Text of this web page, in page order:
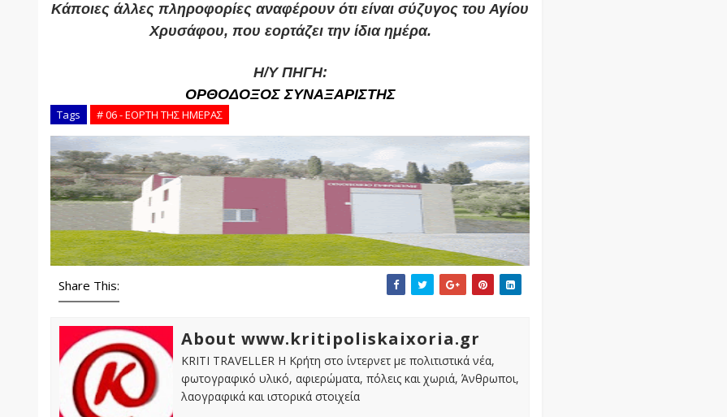
Κάποιες άλλες πληροφορίες αναφέρουν ότι είναι σύζυγος του Αγίου
Χρυσάφου, που εορτάζει την ίδια ημέρα.
Η/Υ ΠΗΓΗ:
ΟΡΘΟΔΟΞΟΣ ΣΥΝΑΞΑΡΙΣΤΗΣ
Tags # 06 - ΕΟΡΤΗ ΤΗΣ ΗΜΕΡΑΣ
Share This:
About www.kritipoliskaixoria.gr
KRITI TRAVELLER Η Κρήτη στο ίντερνετ με πολιτιστικά νέα,
φωτογραφικό υλικό, αφιερώματα, πόλεις και χωριά, Άνθρωποι,
λαογραφικά και ιστορικά στοιχεία